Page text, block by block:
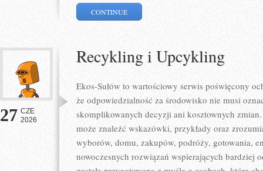
CONTINUE
27 CZE
2026
Recykling i Upcykling
Ekos-Sułów to wartościowy serwis poświęcony
że odpowiedzialność za środowisko nie musi
skomplikowanych decyzji ani kosztownych
może znaleźć wskazówki, przykłady oraz
wyborów, domu, zakupów, podróży, gotowania,
nowoczesnych rozwiązań wspierających bardziej